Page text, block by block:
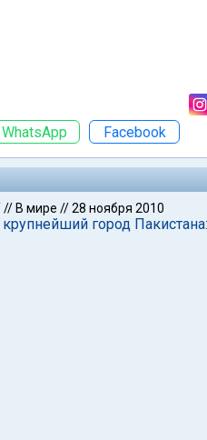
WhatsApp Facebook
// В мире //28 ноября 2010
город